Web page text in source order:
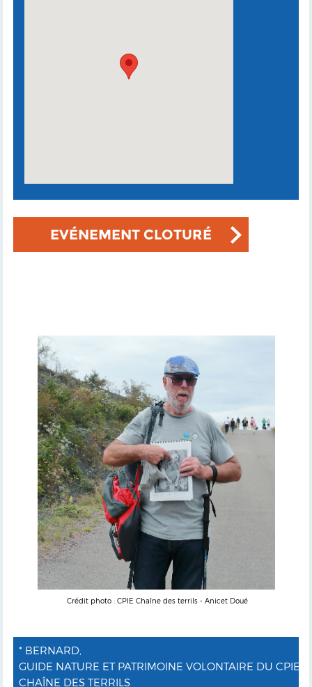
EVÉNEMENT CLOTURÉ
Crédit photo : CPIE Chaîne des terrils - Anicet Doué
* BERNARD,
GUIDE NATURE ET PATRIMOINE VOLONTAIRE DU CPIE
CHAÎNE DES TERRILS